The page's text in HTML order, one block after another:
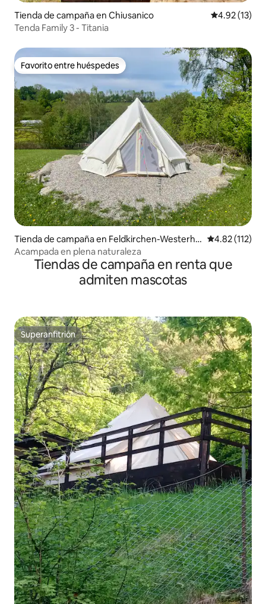
Tienda de campaña en Chiusanico Calificación
4.92 (13)
Tenda Family 3 - Titania
Favorito entre huéspedes
Favorito entre huéspedes
Tienda de campaña en Feldkirchen-Westerha
m
Calificación
4.82 (112)
Acampada en plena naturaleza
Tiendas de campaña en renta que
admiten mascotas
Superanfitrión
Superanfitrión